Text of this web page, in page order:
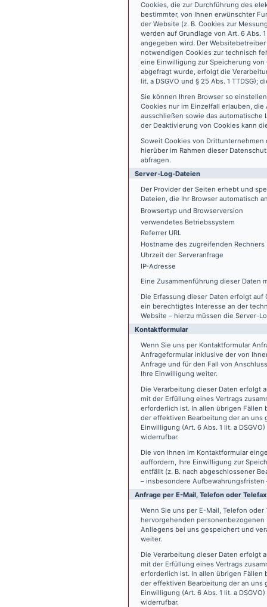
Cookies, die zur Durchführung des
bestimmter, von Ihnen erwünschter
der Website (z. B. Cookies zur
werden auf Grundlage von Art. 6 Abs.
angegeben wird. Der
notwendigen Cookies zur technisch
eine Einwilligung zur Speicherung
abgefragt wurde, erfolgt die
lit. a DSGVO und § 25 Abs. 1
Sie können Ihren Browser so
Cookies nur im Einzelfall erlauben,
ausschließen sowie das automatische
der Deaktivierung von Cookies kann
Soweit Cookies von
hierüber im Rahmen dieser
abfragen.
Server-Log-Dateien
Der Provider der Seiten erhebt und
Dateien, die Ihr Browser automatisch
Browsertyp und Browserversion
verwendetes Betriebssystem
Referrer URL
Hostname des zugreifenden Rechners
Uhrzeit der Serveranfrage
IP-Adresse
Eine Zusammenführung dieser Daten
Die Erfassung dieser Daten erfolgt auf
ein berechtigtes Interesse an der
Website – hierzu müssen die Server-
Kontaktformular
Wenn Sie uns per Kontaktformular
Anfrageformular inklusive der von
Anfrage und für den Fall von
Ihre Einwilligung weiter.
Die Verarbeitung dieser Daten erfolgt
mit der Erfüllung eines Vertrags
erforderlich ist. In allen übrigen Fällen
der effektiven Bearbeitung der an uns
Einwilligung (Art. 6 Abs. 1 lit. a
widerrufbar.
Die von Ihnen im Kontaktformular
auffordern, Ihre Einwilligung zur
entfällt (z. B. nach abgeschlossener
– insbesondere
Anfrage per E-Mail, Telefon oder Telefax
Wenn Sie uns per E-Mail, Telefon
hervorgehenden personenbezogenen
Anliegens bei uns gespeichert und
weiter.
Die Verarbeitung dieser Daten erfolgt
mit der Erfüllung eines Vertrags
erforderlich ist. In allen übrigen Fällen
der effektiven Bearbeitung der an uns
Einwilligung (Art. 6 Abs. 1 lit. a
widerrufbar.